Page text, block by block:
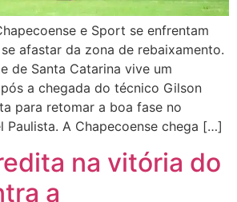
e Sport se enfrentam
afastar da zona de rebaixamento.
de Santa Catarina vive um
a chegada do técnico Gilson
para retomar a boa fase no
Paulista. A Chapecoense chega […]
na vitória do
a